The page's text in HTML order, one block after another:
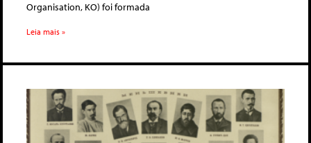
Organisation, KO) foi formada
Leia mais »